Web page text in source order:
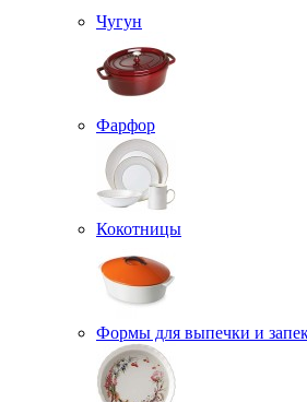
Чугун
Фарфор
Кокотницы
Формы для выпечки и